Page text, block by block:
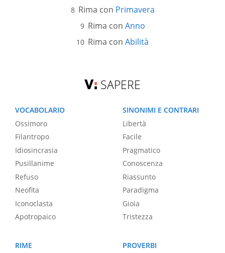
Rima con Primavera
Rima con Anno
Rima con Abilità
SAPERE
VOCABOLARIO
Ossimoro
Filantropo
Idiosincrasia
Pusillanime
Refuso
Neofita
Iconoclasta
Apotropaico
SINONIMI E CONTRARI
Libertà
Facile
Pragmatico
Conoscenza
Riassunto
Paradigma
Gioia
Tristezza
RIME
PROVERBI